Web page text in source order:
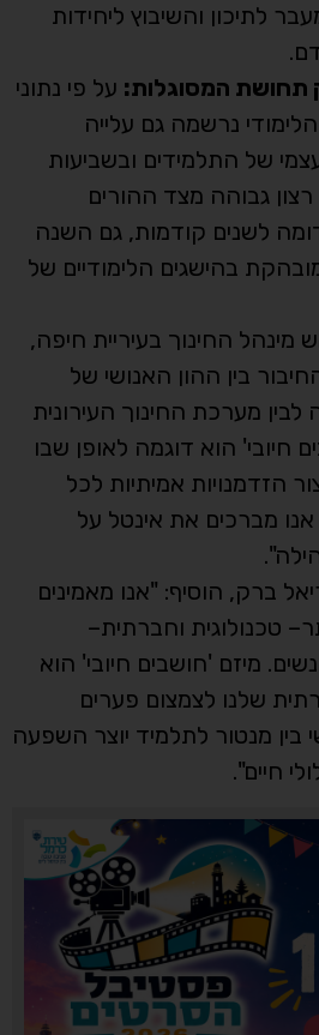
לתיכון והשיבוץ ליחידות
תחושת המסוגלות: על פי נתוני
נרשמה גם עלייה
של התלמידים ובשביעות
גבוהה מצד ההורים
לשנים קודמות, גם השנה
בהישגים הלימודיים של
מינהל החינוך בעיריית חיפה,
בין ההון האנושי של
מערכת החינוך העירונית
חיובי' הוא דוגמה לאופן שבו
הזדמנויות אמיתיות לכל
מברכים את אינטל על
ברק, הוסיף: "אנו מאמינים
טכנולוגית וחברתית–
מיזם 'חושבים חיובי' הוא
שלנו לצמצום פערים
בין מנטור לתלמיד יוצר השפעה
חיים".